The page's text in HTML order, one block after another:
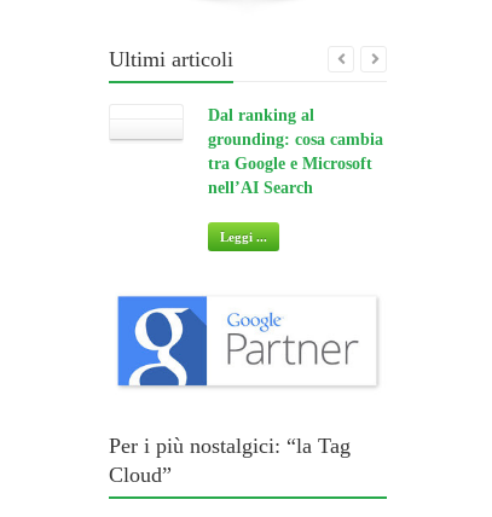
grounding: cosa cambia
tra Google e Microsoft
nell’AI Search
Cloud”